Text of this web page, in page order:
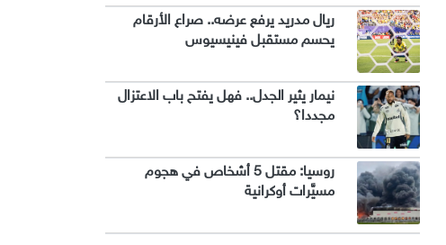
ريال مدريد يرفع عرضه.. صراع الأرقام
يحسم مستقبل فينيسيوس
نيمار يثير الجدل.. فهل يفتح باب الاعتزال
مجددا؟
روسيا: مقتل 5 أشخاص في هجوم
مسيَّرات أوكرانية